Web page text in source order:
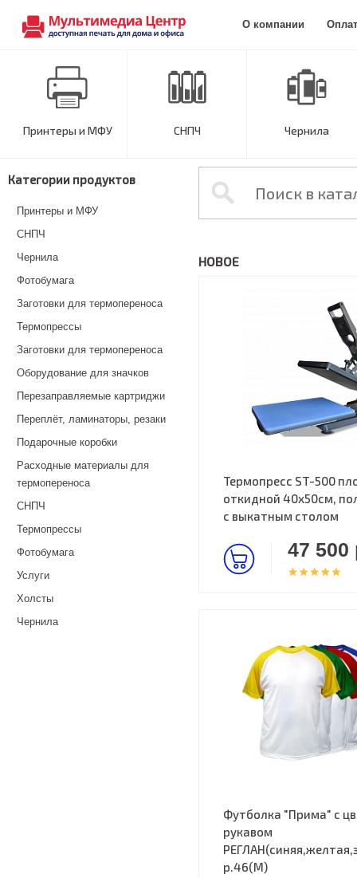
О компании
Принтеры и МФУ СНПЧ Чернила
Категории продуктов
Принтеры и МФУ
СНПЧ
Чернила
Фотобумага
Заготовки для термопереноса
Термопрессы
Заготовки для термопереноса
Оборудование для значков
Перезаправляемые картриджи
Переплёт, ламинаторы, резаки
Подарочные коробки
Расходные материалы для
термопереноса
СНПЧ
Термопрессы
Фотобумага
Услуги
Холсты
Чернила
НОВОЕ
Термопресс ST-500
откидной 40х50см,
с выкатным столом
47 500
Футболка "Прима" с
рукавом
р.46(M)